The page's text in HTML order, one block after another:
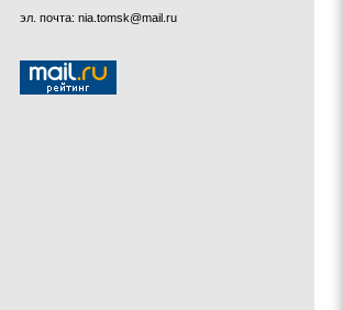
эл. почта: nia.tomsk@mail.ru